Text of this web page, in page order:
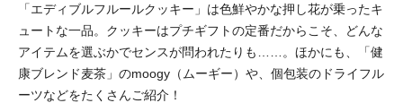
「エディブルフルールクッキー」は色鮮やかな押し花が乗ったキ
ュートな一品。クッキーはプチギフトの定番だからこそ、どんな
アイテムを選ぶかでセンスが問われたりも……。ほかにも、「健
康ブレンド麦茶」のmoogy（ムーギー）や、個包装のドライフル
ーツなどをたくさんご紹介！